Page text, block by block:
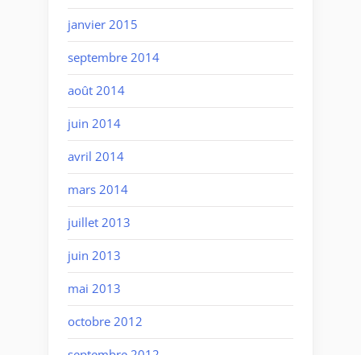
janvier 2015
septembre 2014
août 2014
juin 2014
avril 2014
mars 2014
juillet 2013
juin 2013
mai 2013
octobre 2012